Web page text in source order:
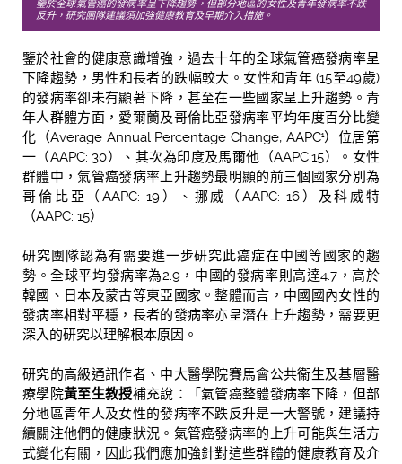
鑒於全球氣管癌的發病率呈下降趨勢，但部分地區的女性及青年發病率不跌
反升，研究團隊建議須加強健康教育及早期介入措施。
鑒於社會的健康意識增強，過去十年的全球氣管癌發病率呈
下降趨勢，男性和長者的跌幅較大。女性和青年 (15至49歲)
的發病率卻未有顯著下降，甚至在一些國家呈上升趨勢。青
年人群體方面，愛爾蘭及哥倫比亞發病率平均年度百分比變
化（Average Annual Percentage Change, AAPC1）位居第
一 （AAPC: 30）、其次為印度及馬爾他（AAPC:15）。女性
群體中，氣管癌發病率上升趨勢最明顯的前三個國家分別為
哥倫比亞（AAPC: 19 ）、挪威（AAPC: 16）及科威特
（AAPC: 15）
研究團隊認為有需要進一步研究此癌症在中國等國家的趨
勢。全球平均發病率為2.9，中國的發病率則高達4.7 ，高於
韓國、日本及蒙古等東亞國家。整體而言，中國國內女性的
發病率相對平穩，長者的發病率亦呈潛在上升趨勢，需要更
深入的研究以理解根本原因。
研究的高級通訊作者、中大醫學院賽馬會公共衞生及基層醫
療學院黃至生教授補充說：「氣管癌整體發病率下降，但部
分地區青年人及女性的發病率不跌反升是一大警號，建議持
續關注他們的健康狀況。氣管癌發病率的上升可能與生活方
式變化有關，因此我們應加強針對這些群體的健康教育及介